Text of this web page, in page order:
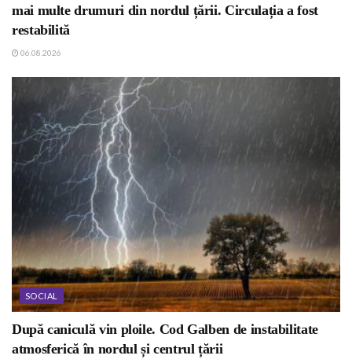
mai multe drumuri din nordul țării. Circulația a fost
restabilită
06.08.2026
SOCIAL
După caniculă vin ploile. Cod Galben de instabilitate
atmosferică în nordul și centrul țării